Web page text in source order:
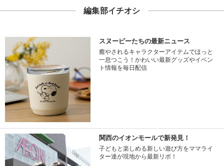
編集部イチオシ
スヌーピーたちの最新ニュース
癒やされるキャラクターアイテムでほっと
一息つこう！かわいい最新グッズやイベン
ト情報を毎日配信
関西のイオンモールで新発見！
子どもと楽しめる新しい遊び方をママライ
ター達が現地から最新リポ！